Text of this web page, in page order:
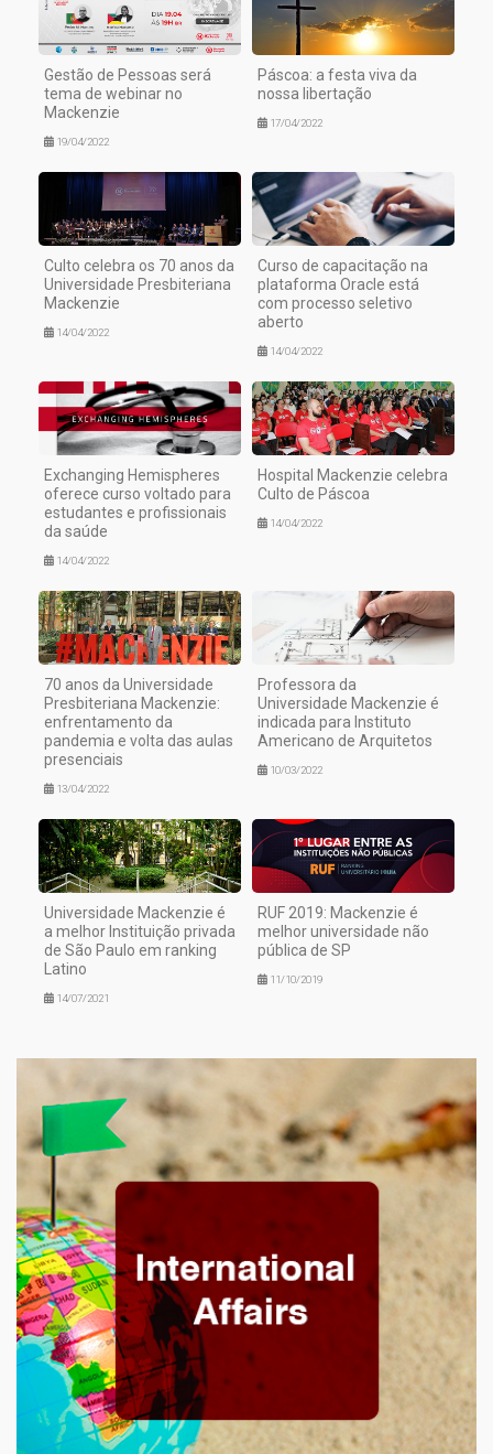
Gestão de Pessoas será
tema de webinar no
Mackenzie
19/04/2022
Páscoa: a festa viva da
nossa libertação
17/04/2022
Culto celebra os 70 anos da
Universidade Presbiteriana
Mackenzie
14/04/2022
Curso de capacitação na
plataforma Oracle está
com processo seletivo
aberto
14/04/2022
Exchanging Hemispheres
oferece curso voltado para
estudantes e profissionais
da saúde
14/04/2022
Hospital Mackenzie celebra
Culto de Páscoa
14/04/2022
70 anos da Universidade
Presbiteriana Mackenzie:
enfrentamento da
pandemia e volta das aulas
presenciais
13/04/2022
Professora da
Universidade Mackenzie é
indicada para Instituto
Americano de Arquitetos
10/03/2022
Universidade Mackenzie é
a melhor Instituição privada
de São Paulo em ranking
Latino
14/07/2021
RUF 2019: Mackenzie é
melhor universidade não
pública de SP
11/10/2019